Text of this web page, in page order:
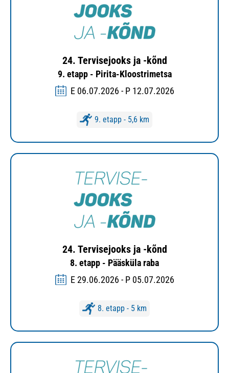
24. Tervisejooks ja -kõnd
9. etapp - Pirita-Kloostrimetsa
E 06.07.2026 - P 12.07.2026
9. etapp - 5,6 km
24. Tervisejooks ja -kõnd
8. etapp - Pääsküla raba
E 29.06.2026 - P 05.07.2026
8. etapp - 5 km